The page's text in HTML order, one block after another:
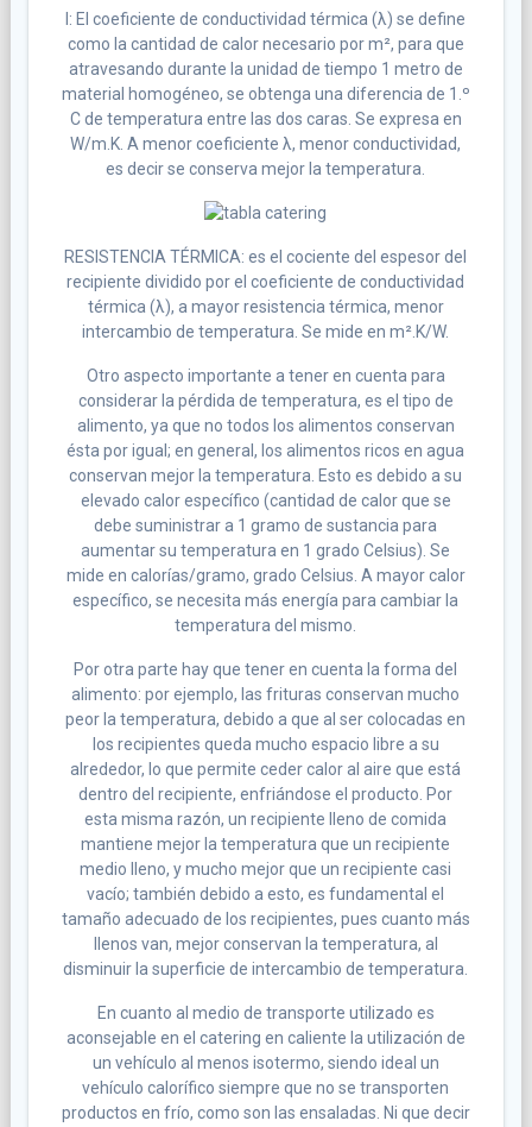
l: El coeficiente de conductividad térmica (λ) se define
como la cantidad de calor necesario por m², para que
atravesando durante la unidad de tiempo 1 metro de
material homogéneo, se obtenga una diferencia de 1.º
C de temperatura entre las dos caras. Se expresa en
W/m.K. A menor coeficiente λ, menor conductividad,
es decir se conserva mejor la temperatura.
RESISTENCIA TÉRMICA: es el cociente del espesor del
recipiente dividido por el coeficiente de conductividad
térmica (λ), a mayor resistencia térmica, menor
intercambio de temperatura. Se mide en m².K/W.
Otro aspecto importante a tener en cuenta para
considerar la pérdida de temperatura, es el tipo de
alimento, ya que no todos los alimentos conservan
ésta por igual; en general, los alimentos ricos en agua
conservan mejor la temperatura. Esto es debido a su
elevado calor específico (cantidad de calor que se
debe suministrar a 1 gramo de sustancia para
aumentar su temperatura en 1 grado Celsius). Se
mide en calorías/gramo, grado Celsius. A mayor calor
específico, se necesita más energía para cambiar la
temperatura del mismo.
Por otra parte hay que tener en cuenta la forma del
alimento: por ejemplo, las frituras conservan mucho
peor la temperatura, debido a que al ser colocadas en
los recipientes queda mucho espacio libre a su
alrededor, lo que permite ceder calor al aire que está
dentro del recipiente, enfriándose el producto. Por
esta misma razón, un recipiente lleno de comida
mantiene mejor la temperatura que un recipiente
medio lleno, y mucho mejor que un recipiente casi
vacío; también debido a esto, es fundamental el
tamaño adecuado de los recipientes, pues cuanto más
llenos van, mejor conservan la temperatura, al
disminuir la superficie de intercambio de temperatura.
En cuanto al medio de transporte utilizado es
aconsejable en el catering en caliente la utilización de
un vehículo al menos isotermo, siendo ideal un
vehículo calorífico siempre que no se transporten
productos en frío, como son las ensaladas. Ni que decir